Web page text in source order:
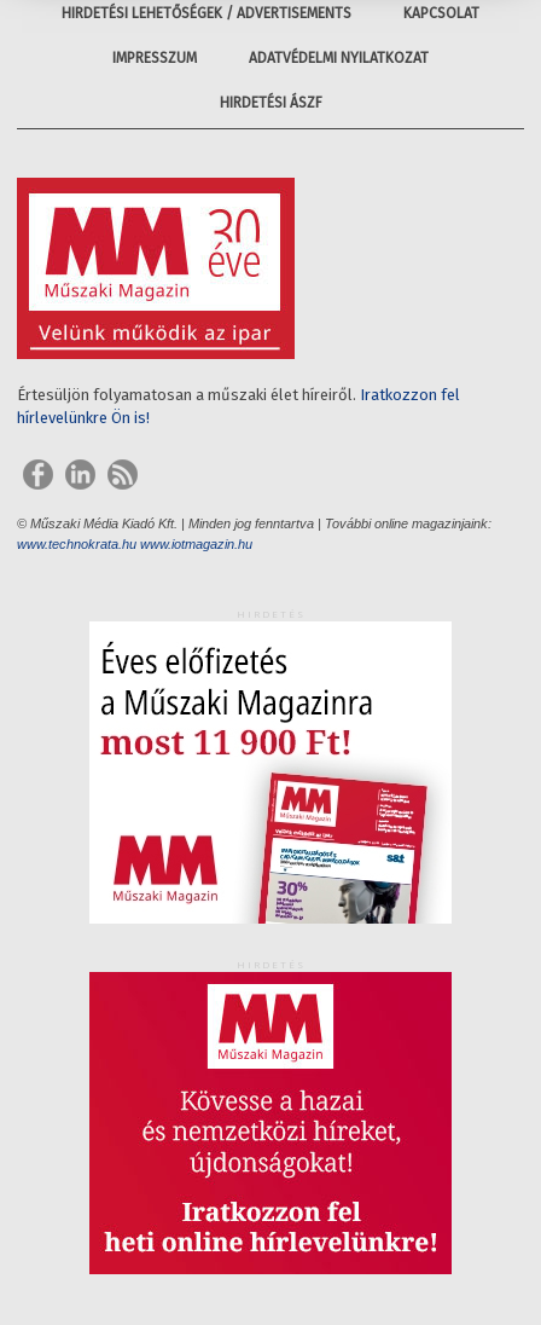
HIRDETÉSI LEHETŐSÉGEK / ADVERTISEMENTS KAPCSOLAT
IMPRESSZUM ADATVÉDELMI NYILATKOZAT
HIRDETÉSI ÁSZF
Értesüljön folyamatosan a műszaki élet híreiről. Iratkozzon fel
hírlevelünkre Ön is!
© Műszaki Média Kiadó Kft. | Minden jog fenntartva | További online magazinjaink:
www.technokrata.hu www.iotmagazin.hu
HIRDETÉS
HIRDETÉS